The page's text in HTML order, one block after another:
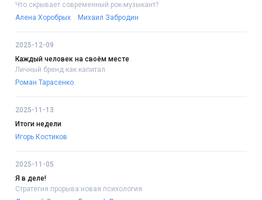
Что скрывает современный рок-музыкант?
Алена Хоробрых
Михаил Забродин
2025-12-09
Каждый человек на своём месте
Личный бренд как капитал
Роман Тарасенко
2025-11-13
Итоги недели
Игорь Костиков
2025-11-05
Я в деле!
Стратегия прорыва:новая психология